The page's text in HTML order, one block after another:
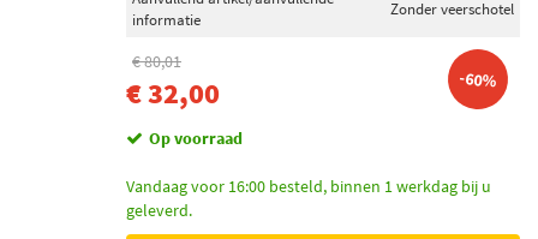
informatie
Zonder veerschotel
€ 80,01
€ 32,00 -60%
Op voorraad
Vandaag voor 16:00 besteld, binnen 1 werkdag bij u
geleverd.